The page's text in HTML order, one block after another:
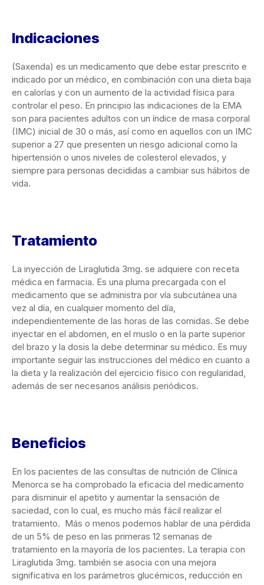
Indicaciones
(Saxenda) es un medicamento que debe estar prescrito e
indicado por un médico, en combinación con una dieta baja
en calorías y con un aumento de la actividad física para
controlar el peso. En principio las indicaciones de la EMA
son para pacientes adultos con un índice de masa corporal
(IMC) inicial de 30 o más, así como en aquellos con un IMC
superior a 27 que presenten un riesgo adicional como la
hipertensión o unos niveles de colesterol elevados, y
siempre para personas decididas a cambiar sus hábitos de
vida.
Tratamiento
La inyección de Liraglutida 3mg. se adquiere con receta
médica en farmacia. Es una pluma precargada con el
medicamento que se administra por vía subcutánea una
vez al día, en cualquier momento del día,
independientemente de las horas de las comidas. Se debe
inyectar en el abdomen, en el muslo o en la parte superior
del brazo y la dosis la debe determinar su médico. Es muy
importante seguir las instrucciones del médico en cuanto a
la dieta y la realización del ejercicio físico con regularidad,
además de ser necesarios análisis periódicos.
Beneficios
En los pacientes de las consultas de nutrición de Clínica
Menorca se ha comprobado la eficacia del medicamento
para disminuir el apetito y aumentar la sensación de
saciedad, con lo cual, es mucho más fácil realizar el
tratamiento. Más o menos podemos hablar de una pérdida
de un 5% de peso en las primeras 12 semanas de
tratamiento en la mayoría de los pacientes. La terapia con
Liraglutida 3mg. también se asocia con una mejora
significativa en los parámetros glucémicos, reducción en